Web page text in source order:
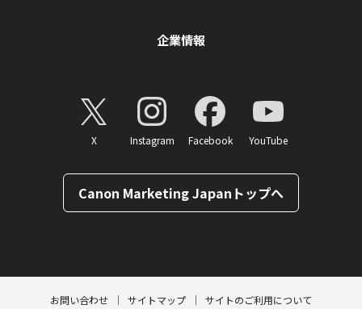
企業情報
X Instagram Facebook YouTube
Canon Marketing Japanトップへ
お問い合わせ サイトマップ サイトのご利用について